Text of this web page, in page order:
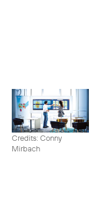
Credits: Conny
Mirbach